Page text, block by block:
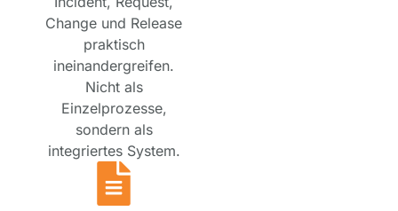
Change und Release
praktisch
ineinandergreifen.
Nicht als
Einzelprozesse,
sondern als
integriertes System.